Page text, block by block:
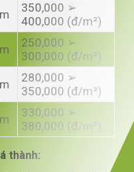
350,000 ➢
400,000 (đ/m²)
250,000 ➢
300,000 (đ/m²)
280,000 ➢
350,000 (đ/m²)
330,000 ➢
380,000 (đ/m²)
thành: